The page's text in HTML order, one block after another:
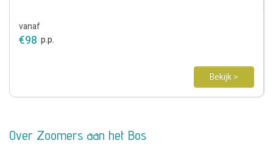
vanaf
€98 p.p.
Bekijk >
Over Zoomers aan het Bos